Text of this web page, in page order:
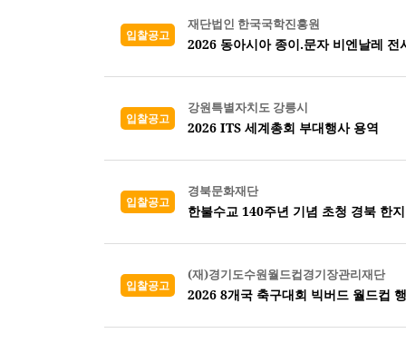
입찰공고
재단법인 한국국학진흥원
2026 동아시아 종이.문자 비엔날레 전
입찰공고
강원특별자치도 강릉시
2026 ITS 세계총회 부대행사 용역
입찰공고
경북문화재단
한불수교 140주년 기념 초청 경북 한
입찰공고
(재)경기도수원월드컵경기장관리재단
2026 8개국 축구대회 빅버드 월드컵